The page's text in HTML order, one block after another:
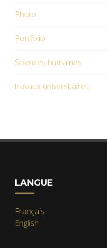
Photo
Portfolio
Sciences humaines
travaux universitaires
LANGUE
Français
English